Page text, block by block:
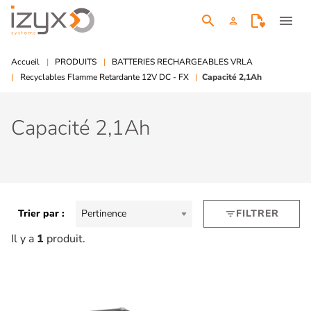
search person menu
Accueil PRODUITS
BATTERIES RECHARGEABLES VRLA
Recyclables Flamme Retardante 12V DC - FX
Capacité 2,1Ah
Capacité 2,1Ah
Il y a 1 produit.
Trier par : Pertinence filter_listFILTRER